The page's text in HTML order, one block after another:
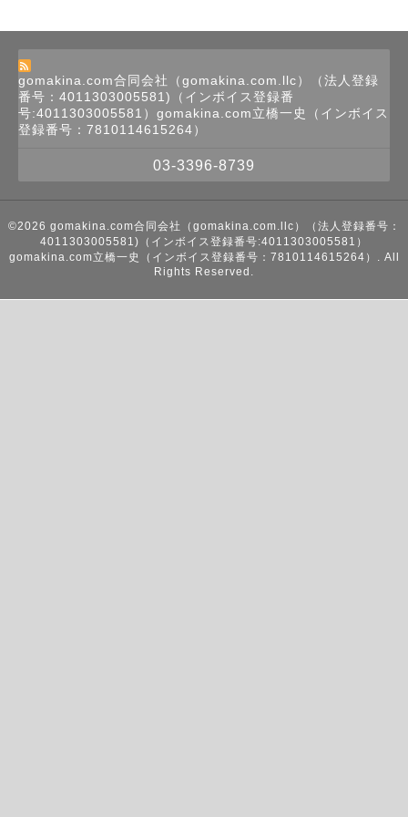
gomakina.com合同会社（gomakina.com.llc）（法人登録
番号：4011303005581)（インボイス登録番
号:4011303005581）gomakina.com立橋一史（インボイス
登録番号：7810114615264）
03-3396-8739
©2026 gomakina.com合同会社（gomakina.com.llc）（法人登録番号：
4011303005581)（インボイス登録番号:4011303005581）
gomakina.com立橋一史（インボイス登録番号：7810114615264）
. All
Rights Reserved.